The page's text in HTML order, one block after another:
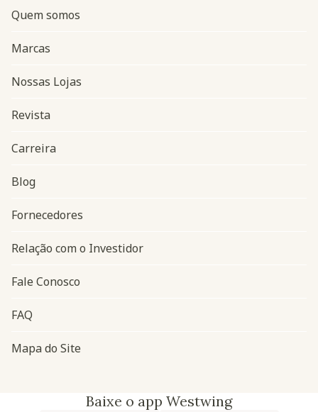
Navegação do rodapé
Quem somos
Marcas
Nossas Lojas
Revista
Carreira
Blog
Fornecedores
Relação com o Investidor
Fale Conosco
FAQ
Mapa do Site
Baixe o app Westwing